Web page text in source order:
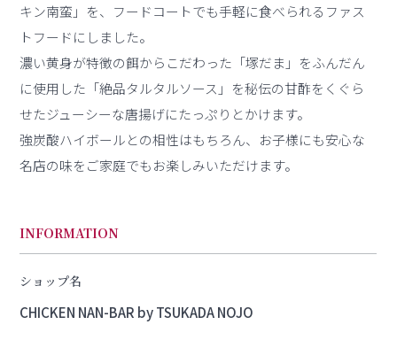
キン南蛮」を、フードコートでも手軽に食べられるファス
トフードにしました。
濃い黄身が特徴の餌からこだわった「塚だま」をふんだん
に使用した「絶品タルタルソース」を秘伝の甘酢をくぐら
せたジューシーな唐揚げにたっぷりとかけます。
強炭酸ハイボールとの相性はもちろん、お子様にも安心な
名店の味をご家庭でもお楽しみいただけます。
INFORMATION
ショップ名
CHICKEN NAN-BAR by TSUKADA NOJO